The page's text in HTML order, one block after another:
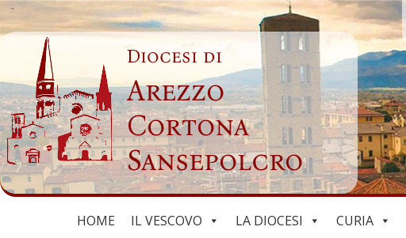
Skip
to
content
Diocesi di
Arezzo
Cortona
Sansepolcro
HOME IL VESCOVO LA DIOCESI CURIA